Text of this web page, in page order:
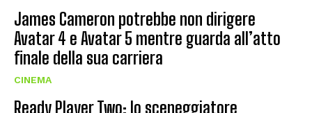
James Cameron potrebbe non dirigere
Avatar 4 e Avatar 5 mentre guarda all’atto
finale della sua carriera
CINEMA
Ready Player Two: lo sceneggiatore